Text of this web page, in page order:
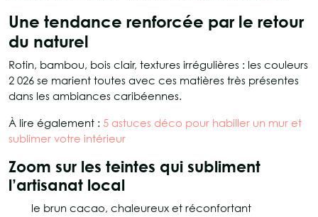
Une tendance renforcée par le retour
du naturel
Rotin, bambou, bois clair, textures irrégulières : les couleurs
2 026 se marient toutes avec ces matières très présentes
dans les ambiances caribéennes.
À lire également : 5 astuces déco pour habiller un mur et
sublimer votre intérieur
Zoom sur les teintes qui subliment
l’artisanat local
le brun cacao, chaleureux et réconfortant